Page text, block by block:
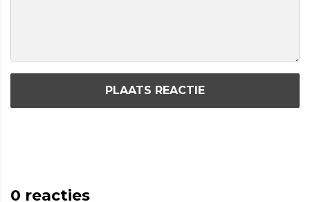
PLAATS REACTIE
0 reacties